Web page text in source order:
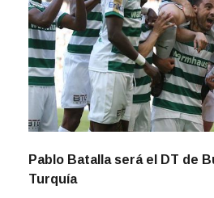
Pablo Batalla será el DT de
Turquía